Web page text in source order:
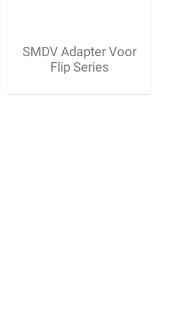
SMDV Adapter Voor
Flip Series